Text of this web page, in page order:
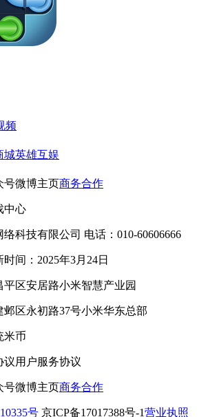
频
城英雄互娱
号微博主页商务合作
中心
科技有限公司 电话：010-60606666
间：2025年3月24日
区安居路小米智慧产业园
区永初路37号小米华东总部
米币
议用户服务协议
号微博主页商务合作
号 京ICP备17017388号-1营业执照